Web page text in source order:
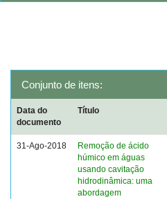
Conjunto de itens:
Data do
documento
Título
31-Ago-2018
Remoção de ácido
húmico em águas
usando cavitação
hidrodinâmica: uma
abordagem